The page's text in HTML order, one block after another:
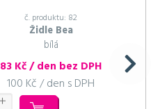
č. produktu: 82
Židle Bea
bílá
83 Kč / den bez DPH
100 Kč / den s DPH